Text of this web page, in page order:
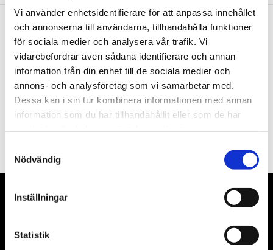
Vi använder enhetsidentifierare för att anpassa innehållet
och annonserna till användarna, tillhandahålla funktioner
för sociala medier och analysera vår trafik. Vi
vidarebefordrar även sådana identifierare och annan
information från din enhet till de sociala medier och
annons- och analysföretag som vi samarbetar med.
Dessa kan i sin tur kombinera informationen med annan
information som du har tillhandahållit eller som de har
Nödvändig
Inställningar
Statistik
Nyhetsbrev
PRENUMERERA
VÅRA LEVERANTÖRER
Våra främsta leverantörer är KS Tools verktyg, ATH billyftar
& däckmaskiner och Master luftmaskiner. Kontakta oss